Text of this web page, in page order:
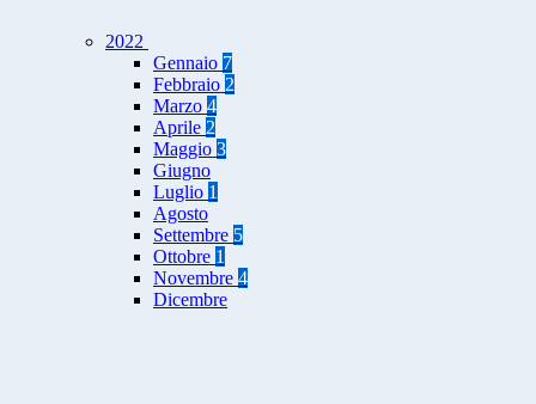
2022
Gennaio 7
Febbraio 2
Marzo 4
Aprile 2
Maggio 3
Giugno
Luglio 1
Agosto
Settembre 5
Ottobre 1
Novembre 4
Dicembre